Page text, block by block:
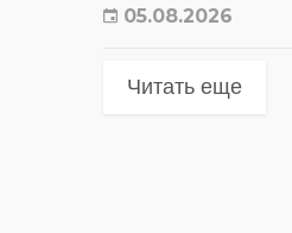
05.08.2026
Читать еще